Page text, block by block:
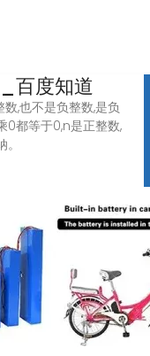
百度知道
,也不是负整数,是负
0都等于0,n是正整数,